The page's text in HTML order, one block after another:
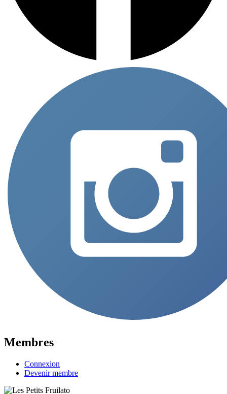
Membres
Connexion
Devenir membre